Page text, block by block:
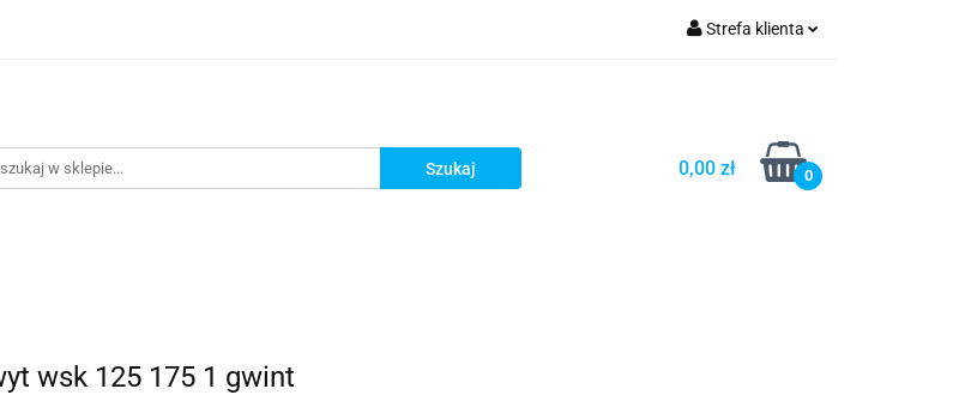
Strefa klienta
Dodaj zgłoszenie
0,00 zł 0
wsk 125 175 1 gwint